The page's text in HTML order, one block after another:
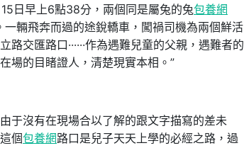
日早上6點38分，兩個同是屬兔的兔包養網
輛飛奔而過的途銳轎車，闖禍司機為兩個鮮活
交匯路口······作為遇難兒童的父親，遇難者的
場的目睹證人，清楚現實本相。”
于沒有在現場合以了解的跟文字描寫的差未
個包養網路口是兒子天天上學的必經之路，過